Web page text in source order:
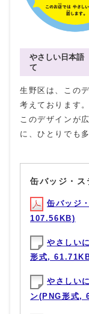
やさしい日本語
て
生野区は、この
考えております。
このデザインが
に、ひとりでも
缶バッジ・ス
缶バッジ
107.56KB)
やさしい
形式,
やさしい
ン(PNG形式,